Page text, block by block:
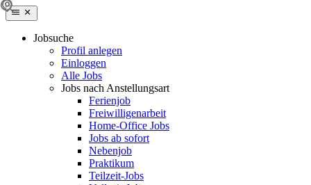
Jobsuche
Profil anlegen
Einloggen
Alle Jobs
Jobs nach Anstellungsart
Ferienjob
Freiwilligenarbeit
Home-Office Jobs
Jobs ab sofort
Nebenjob
Praktikum
Teilzeit-Jobs